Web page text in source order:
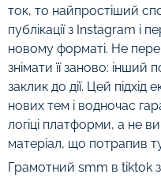
ток, то найпростіший
публікації з Instagram і
новому форматі. Не
знімати її заново: інший
заклик до дії. Цей
нових тем і водночас
логіці платформи, а не
матеріал, що потрапив
Грамотний smm в tiktok